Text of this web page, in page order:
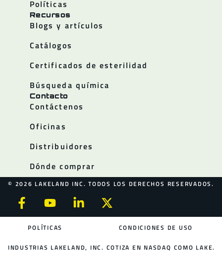
Políticas
Recursos
Blogs y artículos
Catálogos
Certificados de esterilidad
Búsqueda química
Contacto
Contáctenos
Oficinas
Distribuidores
Dónde comprar
© 2026 LAKELAND INC. TODOS LOS DERECHOS RESERVADOS.
POLÍTICAS CONDICIONES DE USO
INDUSTRIAS LAKELAND, INC. COTIZA EN NASDAQ COMO LAKE.